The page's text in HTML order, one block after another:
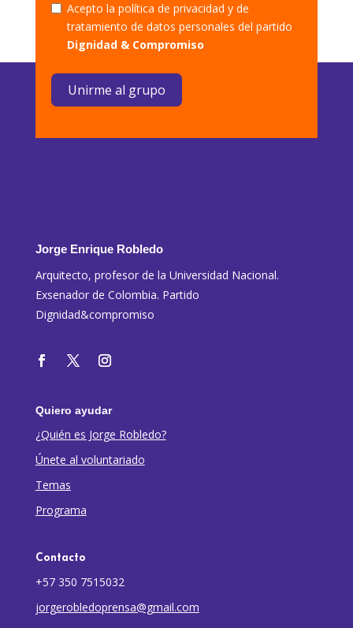
Acepto la política de privacidad y de
tratamiento de datos personales del partido
Dignidad & Compromiso
Unirme al grupo
Jorge Enrique Robledo
Arquitecto, profesor de la Universidad Nacional.
Exsenador de Colombia. Partido
Dignidad&compromiso
Quiero ayudar
¿Quién es Jorge Robledo?
Únete al voluntariado
Temas
Programa
Contacto
+57 350 7515032
jorgerobledoprensa@gmail.com